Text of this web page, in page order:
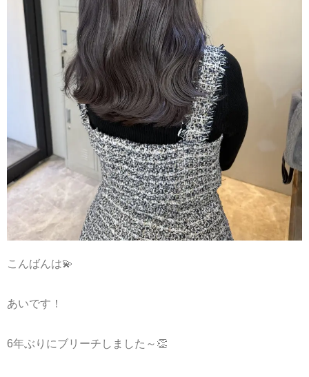
こんばんは💫
あいです！
6年ぶりにブリーチしました～👏